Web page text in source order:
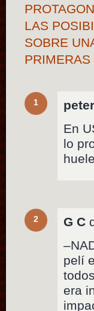
LAS
SOBRE
1
En
lo
2 G C
pelí
era